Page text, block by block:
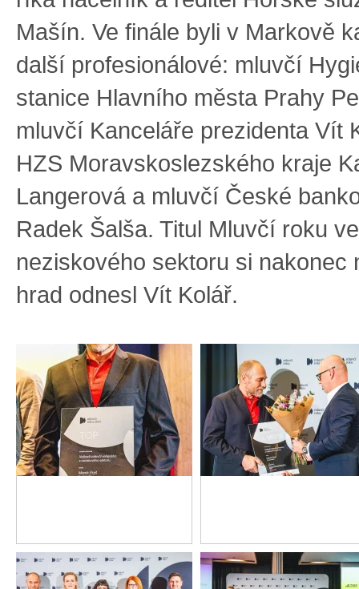
Mašín. Ve finále byli v Markově
další profesionálové: mluvčí
stanice Hlavního města Prahy
mluvčí Kanceláře prezidenta Vít
HZS Moravskoslezského kraje
Langerová a mluvčí České
Radek Šalša. Titul Mluvčí roku
neziskového sektoru si nakonec
hrad odnesl Vít Kolář.